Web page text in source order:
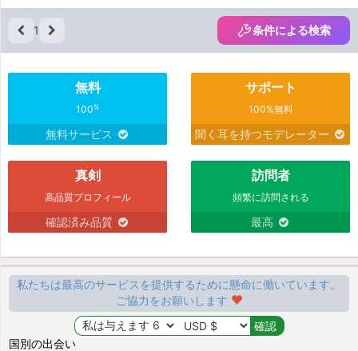
that comes from the heart.
1 条件による検索
無料
100%
無料サービス
サポート
100%無料
聞く耳を持つモデレーター
真剣
高品質プロフィール
確認済み品質
訪問者
頻繁に訪問される
最高
私たちは最高のサービスを提供するために懸命に働いています。
ご協力をお願いします
国別の出会い